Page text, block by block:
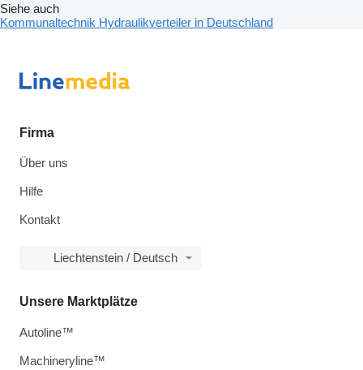
Siehe auch
Kommunaltechnik Hydraulikverteiler in Deutschland
Firma
Über uns
Hilfe
Kontakt
Liechtenstein / Deutsch
Unsere Marktplätze
Autoline™
Machineryline™